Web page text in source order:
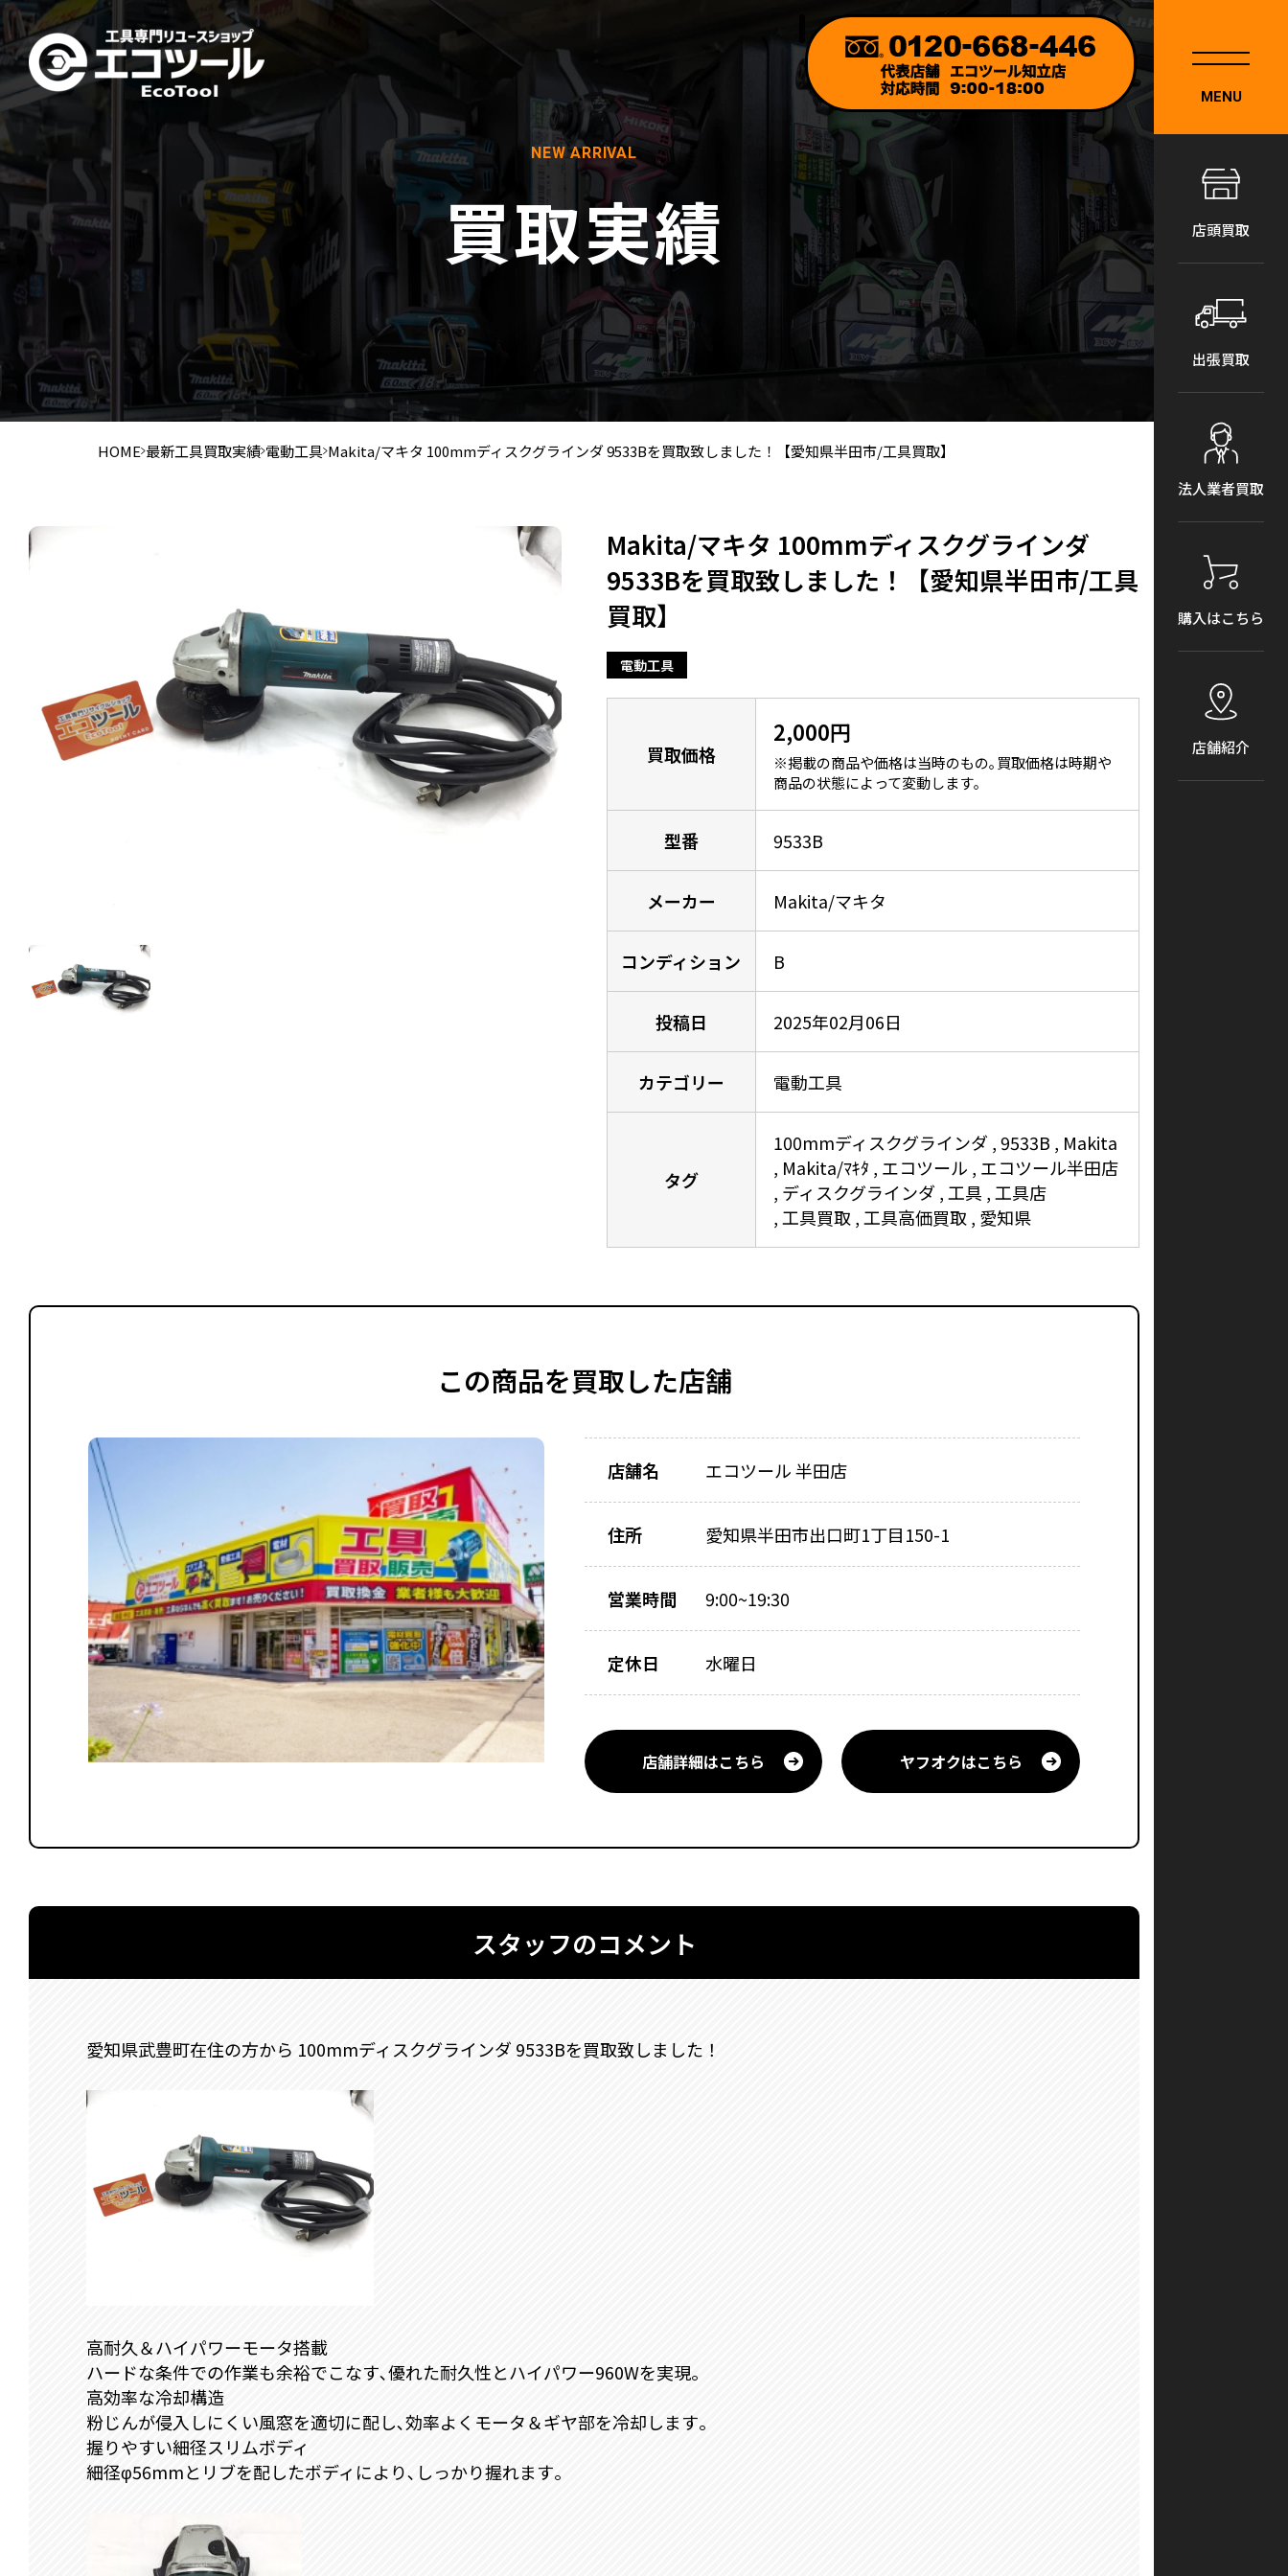
MENU
店頭買取
出張買取
法人業者買取
購入はこちら
店舗紹介
NEW ARRIVAL
買取実績
HOME 最新工具買取実績 電動工具 Makita/マキタ 100mmディスクグラインダ 9533Bを買取致しました！【愛知県半田市/工具買取】
Makita/マキタ 100mmディスクグラインダ
9533Bを買取致しました！【愛知県半田市/工具
買取】
電動工具
買取価格
2,000円
※掲載の商品や価格は当時のもの｡買取価格は時期や
商品の状態によって変動します｡
型番 9533B
メーカー Makita/マキタ
コンディション B
投稿日 2025年02月06日
カテゴリー 電動工具
タグ
100mmディスクグラインダ 9533B
Makita
Makita/ﾏｷﾀ エコツール エコツール半田店
ディスクグラインダ 工具 工具店
工具買取 工具高価買取 愛知県
この商品を買取した店舗
店舗名 エコツール 半田店
住所 愛知県半田市出口町1丁目150-1
営業時間 9:00~19:30
定休日 水曜日
店舗詳細はこちら ヤフオクはこちら
スタッフのコメント
愛知県武豊町在住の方から 100mmディスクグラインダ 9533Bを買取致しました！
高耐久＆ハイパワーモータ搭載
ハードな条件での作業も余裕でこなす､優れた耐久性とハイパワー960Wを実現｡
高効率な冷却構造
粉じんが侵入しにくい風窓を適切に配し､効率よくモータ＆ギヤ部を冷却します｡
握りやすい細径スリムボディ
細径φ56mmとリブを配したボディにより､しっかり握れます｡